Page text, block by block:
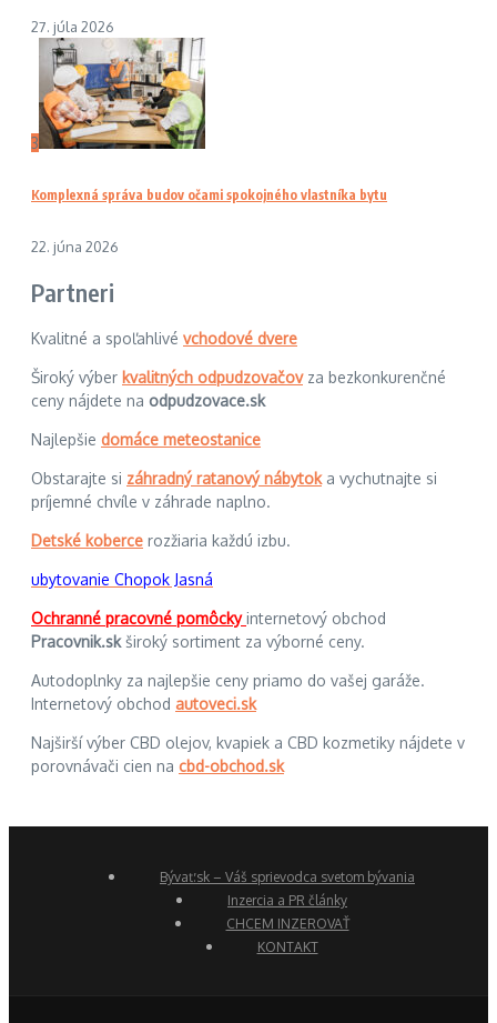
27. júla 2026
3
Komplexná správa budov očami spokojného vlastníka bytu
22. júna 2026
Partneri
Kvalitné a spoľahlivé vchodové dvere
Široký výber kvalitných odpudzovačovza bezkonkurenčné
ceny nájdete na odpudzovace.sk
Najlepšie domáce meteostanice
Obstarajte si záhradný ratanový nábytoka vychutnajte si
príjemné chvíle v záhrade naplno.
Detské koberce rozžiaria každú izbu.
ubytovanie Chopok Jasná
Ochranné pracovné pomôckyinternetový obchod
Pracovnik.skširoký sortiment za výborné ceny.
Autodoplnky za najlepšie ceny priamo do vašej garáže.
Internetový obchod autoveci.sk
Najširší výber CBD olejov, kvapiek a CBD kozmetiky nájdete v
porovnávači cien na cbd-obchod.sk
Bývať.sk – Váš sprievodca svetom bývania
Inzercia a PR články
CHCEM INZEROVAŤ
KONTAKT